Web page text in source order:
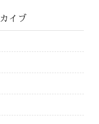
イブ